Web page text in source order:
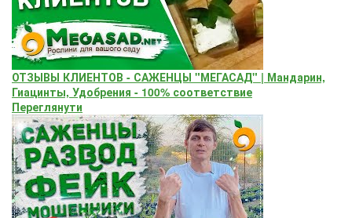
ОТЗЫВЫ КЛИЕНТОВ - САЖЕНЦЫ "МЕГАСАД" | Мандарин,
Гиацинты, Удобрения - 100% соответствие
Переглянути